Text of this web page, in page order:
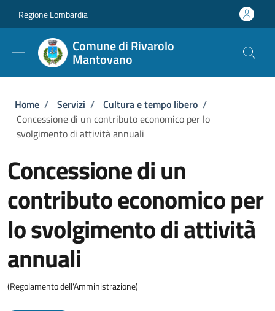
Regione Lombardia
Comune di Rivarolo
Mantovano
Briciole di pane
Home / Servizi / Cultura e tempo libero /
Concessione di un contributo economico per lo
svolgimento di attività annuali
Concessione di un
contributo economico per
lo svolgimento di attività
annuali
(Regolamento dell'Amministrazione)